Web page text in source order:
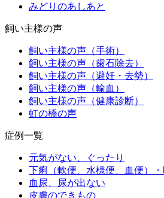
みどりのあしあと
飼い主様の声
飼い主様の声（手術）
飼い主様の声（歯石除去）
飼い主様の声（避妊・去勢）
飼い主様の声（輸血）
飼い主様の声（健康診断）
虹の橋の声
症例一覧
元気がない、ぐったり
下痢（軟便、水様便、血便）・
血尿、尿が出ない
皮膚のできもの